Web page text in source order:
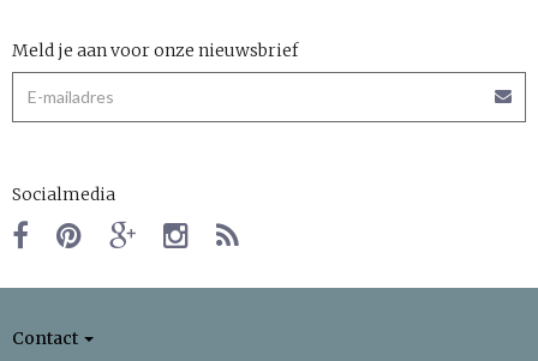
Meld je aan voor onze nieuwsbrief
Socialmedia
Contact